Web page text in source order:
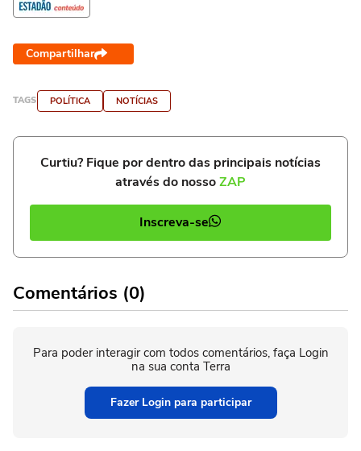
Compartilhar
TAGS POLÍTICA NOTÍCIAS
Curtiu? Fique por dentro das principais notícias
através do nossoZAP
Inscreva-se
Comentários (0)
Para poder interagir com todos comentários, faça Login
na sua conta Terra
Fazer Login para participar